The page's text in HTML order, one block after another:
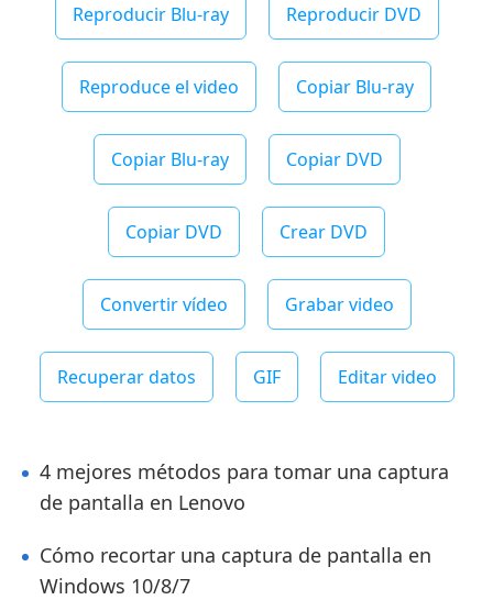
Reproducir Blu-ray Reproducir DVD
Reproduce el video Copiar Blu-ray
Copiar Blu-ray Copiar DVD
Copiar DVD Crear DVD
Convertir vídeo Grabar video
Recuperar datos GIF Editar video
4 mejores métodos para tomar una captura
de pantalla en Lenovo
Cómo recortar una captura de pantalla en
Windows 10/8/7